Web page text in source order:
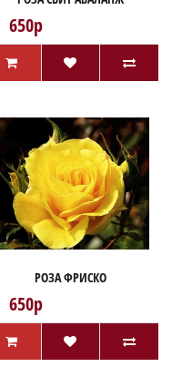
650р
РОЗА ФРИСКО
650р